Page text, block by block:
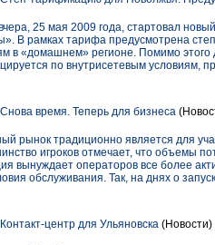
25 мая 2009 года, стартовал
В рамках тарифа предусмотрена
в «домашнем» регионе. Помимо
по внутрисетевым условиям,
Снова время. Теперь для бизнеса
рынок традиционно является для
игроков отмечает, что объемы
вынуждает операторов все более
обслуживания. Так, на днях о
Контакт-центр для Ульяновска (Новости)